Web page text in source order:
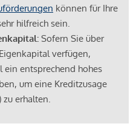
können für Ihre
hilfreich sein.
Sofern Sie über
verfügen,
ein entsprechend hohes
um eine Kreditzusage
erhalten.